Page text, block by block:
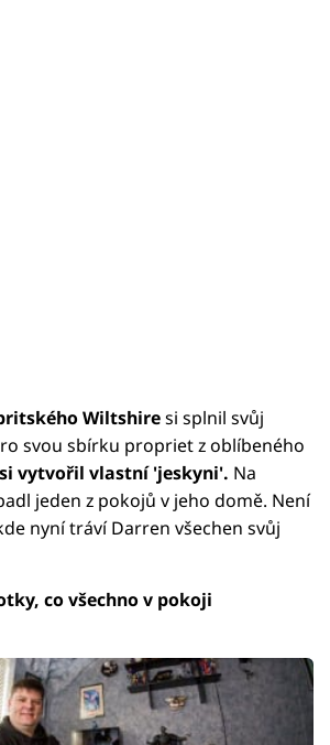
Wiltshiresi splnil svůj
svou sbírku propriet z oblíbeného
si vytvořil vlastní 'jeskyni'. Na
jeden z pokojů v jeho domě. Není
nyní tráví Darren všechen svůj
co všechno v pokoji